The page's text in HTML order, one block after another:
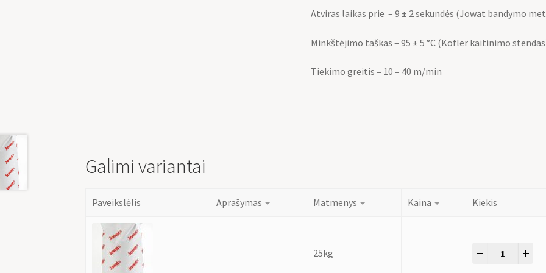
Atviras laikas prie – 9 ± 2 sekundės (Jowat bandymo
Minkštėjimo taškas – 95 ± 5 °C (Kofler kaitinimo
Tiekimo greitis – 10 – 40 m/min
Galimi variantai
Paveikslėlis Aprašymas Matmenys Kaina Kiekis
25kg